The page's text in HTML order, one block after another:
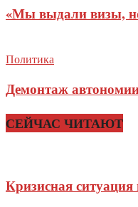
«Мы выдали визы,
Политика
Демонтаж
СЕЙЧАС ЧИТАЮТ
Кризисная